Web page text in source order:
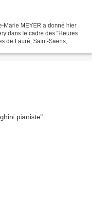
Marie MEYER a donné hier
dans le cadre des "Heures
de Fauré, Saint-Saëns,